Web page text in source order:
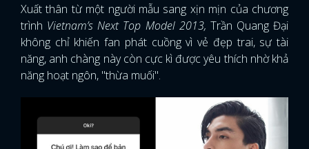
Xuất thân từ một người mẫu sang xịn mịn của chương
trình Vietnam’s Next Top Model 2013, Trần Quang Đại
không chỉ khiến fan phát cuồng vì vẻ đẹp trai, sự tài
năng, anh chàng này còn cực kì được yêu thích nhờ khả
năng hoạt ngôn, "thừa muối".